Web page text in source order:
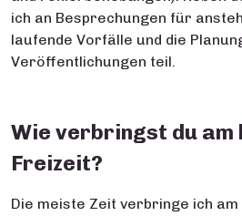
ich an Besprechungen für
laufende Vorfälle und die
Veröffentlichungen teil.
Wie verbringst du am
Freizeit?
Die meiste Zeit verbringe ich